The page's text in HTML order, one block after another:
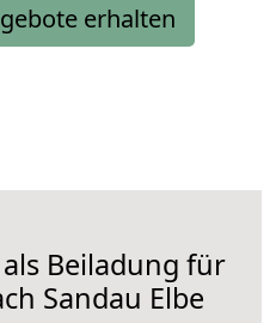
erhalten
Beiladung für
Sandau Elbe